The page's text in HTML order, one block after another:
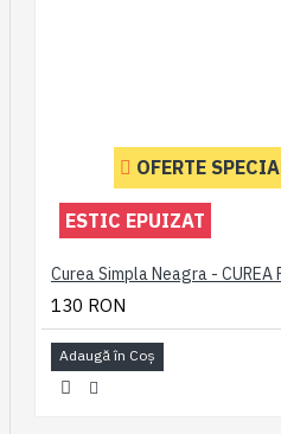
OFERTE
ESTIC EPUIZAT
130 RON
Adaugă în Coş